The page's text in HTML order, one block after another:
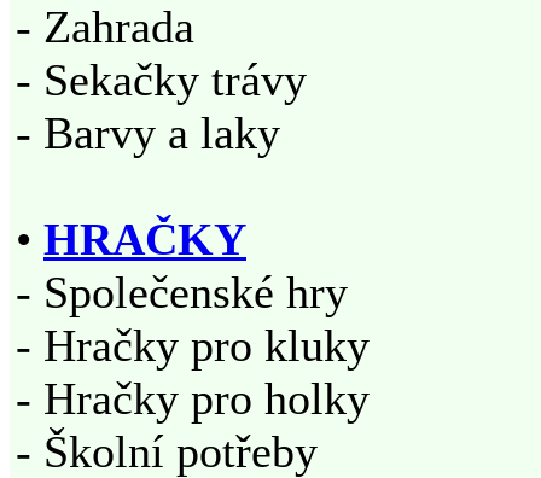
- Zahrada
- Sekačky trávy
- Barvy a laky
• HRAČKY
- Společenské hry
- Hračky pro kluky
- Hračky pro holky
- Školní potřeby